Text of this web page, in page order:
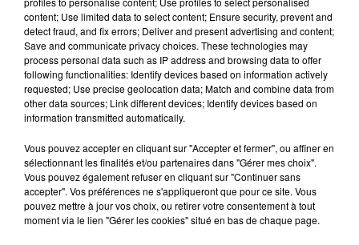
RADIO ORIENT ECONOMIE
Radio Orient
RADIO ORIENT ECONOMIE
ابرز المواضيع
مسؤول سابق في صندوق النقد الدولي يعطي
رايه حول ما يتطلبه لبنان من معالجة اقتصادية
بداية ناجحة لادراج ارامكو السعودية في سوق
المال
content; Use limited data to select content; Ensure security, prevent and
detect fraud, and fix errors; Deliver and present advertising and content;
Save and communicate privacy choices. These technologies may
process personal data such as IP address and browsing data to offer
following functionalities: Identify devices based on information actively
requested; Use precise geolocation data; Match and combine data from
other data sources; Link different devices; Identify devices based on
information transmitted automatically.
Vous pouvez accepter en cliquant sur "Accepter et fermer", ou affiner en
sélectionnant les finalités et/ou partenaires dans "Gérer mes choix".
Vous pouvez également refuser en cliquant sur "Continuer sans
accepter". Vos préférences ne s'appliqueront que pour ce site. Vous
pouvez mettre à jour vos choix, ou retirer votre consentement à tout
moment via le lien "Gérer les cookies" situé en bas de chaque page.